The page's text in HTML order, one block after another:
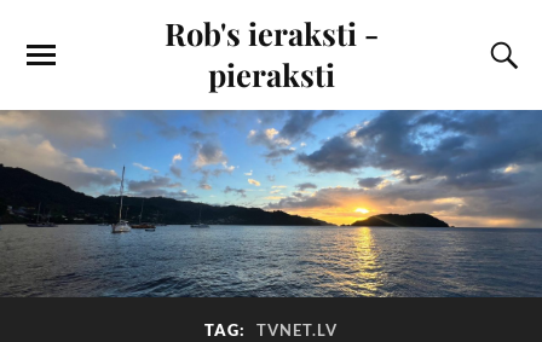
Rob's ieraksti -
pieraksti
TAG: TVNET.LV